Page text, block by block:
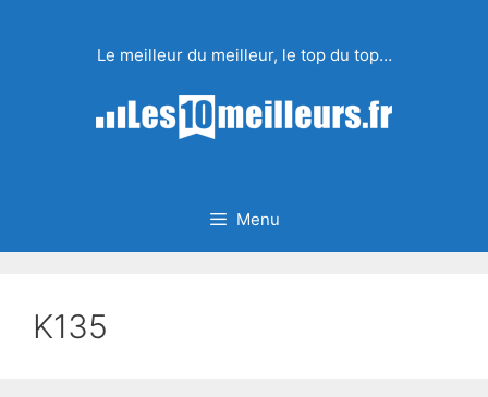
Le meilleur du meilleur, le top du top…
Menu
K135